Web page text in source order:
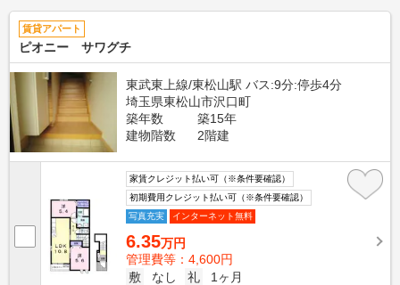
賃貸アパート
ピオニー サワグチ
東武東上線/東松山駅 バス:9分:停歩4分
埼玉県東松山市沢口町
築年数
築15年
建物階数
2階建
家賃クレジット払い可（※条件要確認）
初期費用クレジット払い可（※条件要確認）
写真充実
インターネット無料
6.35万円
管理費等：4,600円
敷
なし 礼
1ヶ月